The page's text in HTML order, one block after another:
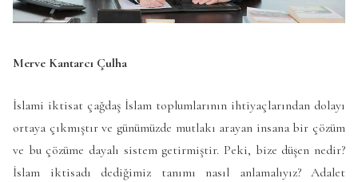
Merve Kantarcı Çulha
İslami iktisat çağdaş İslam toplumlarının ihtiyaçlarından dolayı
ortaya çıkmıştır ve günümüzde mutlakı arayan insana bir çözüm
ve bu çözüme dayalı sistem getirmiştir. Peki, bize düşen nedir?
İslam iktisadı dediğimiz tanımı nasıl anlamalıyız? Adalet